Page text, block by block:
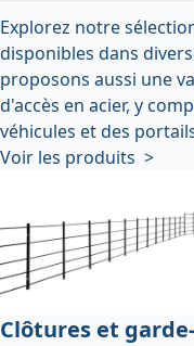
Explorez notre
disponibles dans
proposons aussi une
d'accès en acier, y
véhicules et des
Voir les produits >
Clôtures et